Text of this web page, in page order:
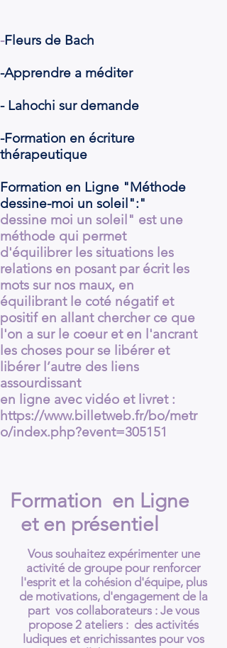
-Fleurs de Bach
-Apprendre a méditer
- Lahochi sur demande
-Formation en écriture
thérapeutique
Formation en Ligne "Méthode
dessine-moi un soleil":"
dessine moi un soleil" est une
méthode qui permet
d'équilibrer les situations les
relations en posant par écrit les
mots sur nos maux, en
équilibrant le coté négatif et
positif en allant chercher ce que
l'on a sur le coeur et en l'ancrant
les choses pour se libérer et
libérer l’autre des liens
assourdissant
en ligne avec vidéo et livret :
https://www.billetweb.fr/bo/metr
o/index.php?event=305151
Formation en Ligne
et en présentiel
Vous souhaitez expérimenter une
activité de groupe pour renforcer
l'esprit et la cohésion d'équipe, plus
de motivations, d'engagement de la
part vos collaborateurs : Je vous
propose 2 ateliers : des activités
ludiques et enrichissantes pour vos